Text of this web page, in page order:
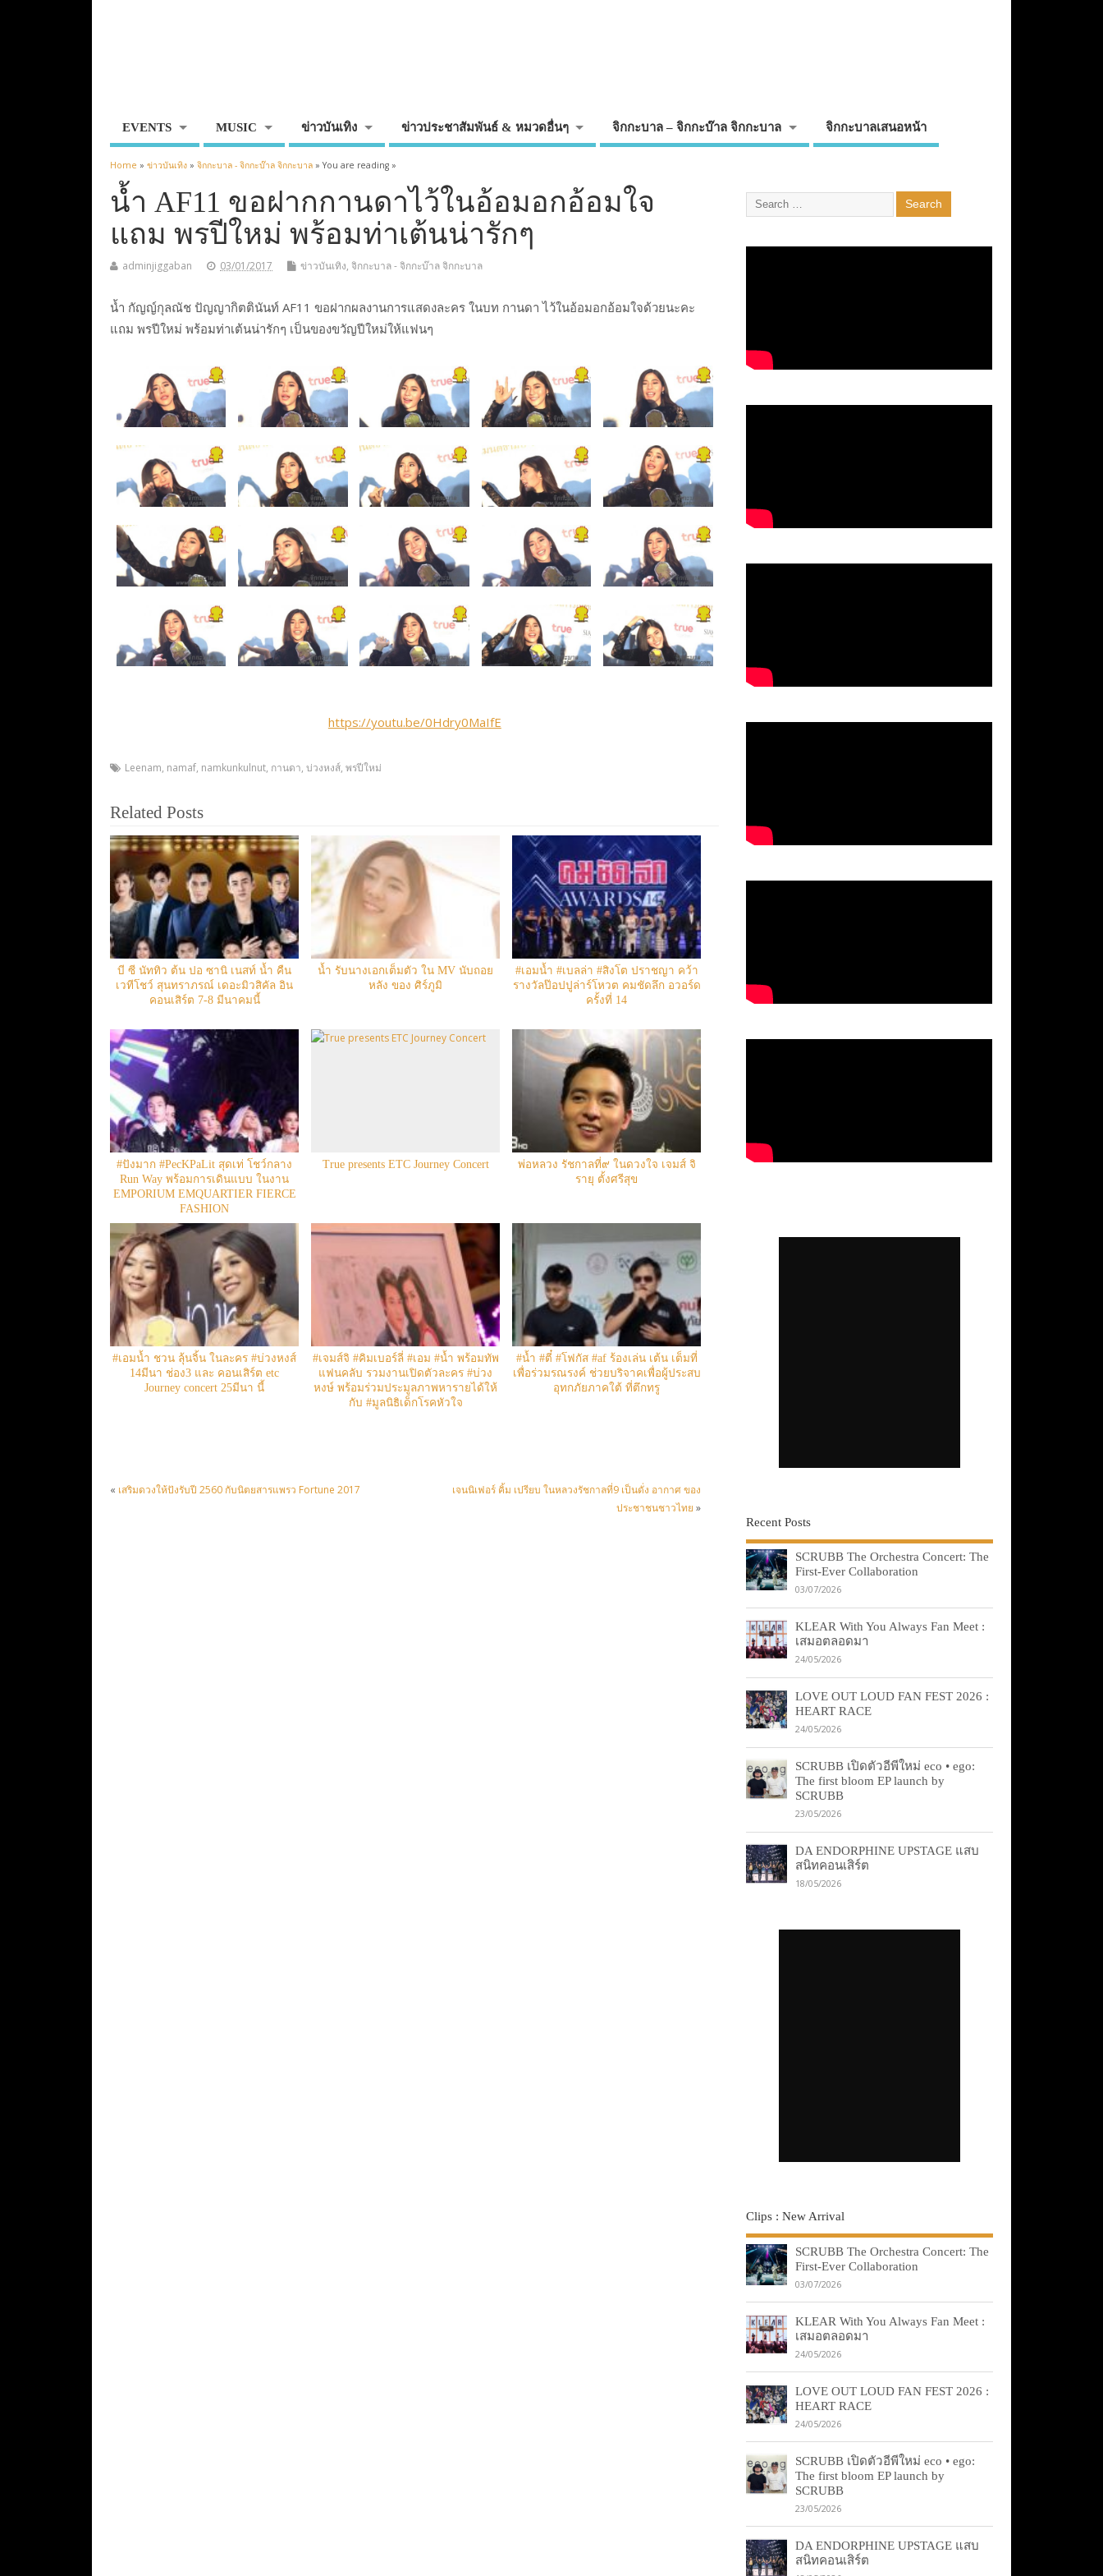
EVENTS MUSIC ข่าวบันเทิง ข่าวประชาสัมพันธ์ & หมวดอื่นๆ จิกกะบาล – จิกกะบ๊าล จิกกะบาล จิกกะบาลเสนอหน้า
Home »ข่าวบันเทิง »จิกกะบาล - จิกกะบ๊าล จิกกะบาล » You are reading »
น้ำ AF11 ขอฝากกานดาไว้ในอ้อมอกอ้อมใจ
แถม พรปีใหม่ พร้อมท่าเต้นน่ารักๆ
adminjiggaban 03/01/2017 ข่าวบันเทิง,จิกกะบาล - จิกกะบ๊าล จิกกะบาล
น้ำ กัญญ์กุลณัช ปัญญากิตตินันท์ AF11 ขอฝากผลงานการแสดงละคร ในบท กานดา ไว้ในอ้อมอกอ้อมใจด้วยนะคะ
แถม พรปีใหม่ พร้อมท่าเต้นน่ารักๆ เป็นของขวัญปีใหม่ให้แฟนๆ
https://youtu.be/0Hdry0MaIfE
Leenam, namaf, namkunkulnut, กานดา,บ่วงหงส์,พรปีใหม่
Related Posts
บี ซี นัททิว ต้น ปอ ซานิ เนสท์ น้ำ คืน
เวทีโชว์ สุนทราภรณ์ เดอะมิวสิคัล อิน
คอนเสิร์ต 7-8 มีนาคมนี้
น้ำ รับนางเอกเต็มตัว ใน MV นับถอย
หลัง ของ ศิร์ภูมิ
#เอมน้ำ #เบลล่า #สิงโต ปราชญา คว้า
รางวัลป๊อปปูล่าร์โหวต คมชัดลึก อวอร์ด
ครั้งที่ 14
#ปังมาก #PecKPaLit สุดเท่ โชว์กลาง
Run Way พร้อมการเดินแบบ ในงาน
EMPORIUM EMQUARTIER FIERCE
FASHION
True presents ETC Journey Concert
พ่อหลวง รัชกาลที่๙ ในดวงใจ เจมส์ จิ
รายุ ตั้งศรีสุข
#เอมน้ำ ชวน ลุ้นจิ้น ในละคร #บ่วงหงส์
14มีนา ช่อง3 และ คอนเสิร์ต etc
Journey concert 25มีนา นี้
#เจมส์จิ #คิมเบอร์ลี่ #เอม #น้ำ พร้อมทัพ
แฟนคลับ รวมงานเปิดตัวละคร #บ่วง
หงษ์ พร้อมร่วมประมูลภาพหารายได้ให้
กับ #มูลนิธิเด็กโรคหัวใจ
#น้ำ #ตี๋ #โฟกัส #af ร้องเล่น เต้น เต็มที่
เพื่อร่วมรณรงค์ ช่วยบริจาคเพื่อผู้ประสบ
อุทกภัยภาคใต้ ที่ตึกทรู
« เสริมดวงให้ปังรับปี 2560 กับนิตยสารแพรว Fortune 2017
เจนนิเฟอร์ คิ้ม เปรียบ ในหลวงรัชกาลที่9 เป็นดั่ง อากาศ ของ
ประชาชนชาวไทย »
Recent Posts
SCRUBB The Orchestra Concert: The
First-Ever Collaboration
03/07/2026
KLEAR With You Always Fan Meet :
เสมอตลอดมา
24/05/2026
LOVE OUT LOUD FAN FEST 2026 :
HEART RACE
24/05/2026
SCRUBB เปิดตัวอีพีใหม่ eco • ego:
The first bloom EP launch by
SCRUBB
23/05/2026
DA ENDORPHINE UPSTAGE แสบ
สนิทคอนเสิร์ต
18/05/2026
Clips : New Arrival
SCRUBB The Orchestra Concert: The
First-Ever Collaboration
03/07/2026
KLEAR With You Always Fan Meet :
เสมอตลอดมา
24/05/2026
LOVE OUT LOUD FAN FEST 2026 :
HEART RACE
24/05/2026
SCRUBB เปิดตัวอีพีใหม่ eco • ego:
The first bloom EP launch by
SCRUBB
23/05/2026
DA ENDORPHINE UPSTAGE แสบ
สนิทคอนเสิร์ต